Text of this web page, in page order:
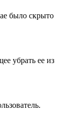
было скрыто
убрать ее из